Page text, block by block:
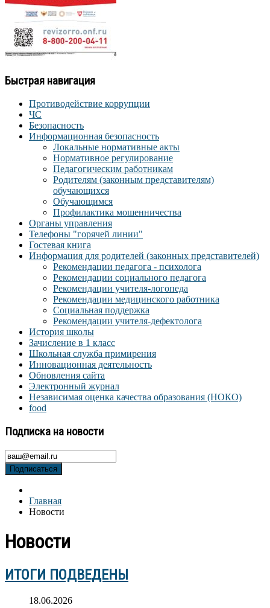
Быстрая навигация
Противодействие коррупции
ЧС
Безопасность
Информационная безопасность
Локальные нормативные акты
Нормативное регулирование
Педагогическим работникам
Родителям (законным представителям)
обучающихся
Обучающимся
Профилактика мошенничества
Органы управления
Телефоны "горячей линии"
Гостевая книга
Информация для родителей (законных представителей)
Рекомендации педагога - психолога
Рекомендации социального педагога
Рекомендации учителя-логопеда
Рекомендации медицинского работника
Социальная поддержка
Рекомендации учителя-дефектолога
История школы
Зачисление в 1 класс
Школьная служба примирения
Инновационная деятельность
Обновления сайта
Электронный журнал
Независимая оценка качества образования (НОКО)
food
Подписка на новости
Подписаться
Главная
Новости
Новости
ИТОГИ ПОДВЕДЕНЫ
18.06.2026